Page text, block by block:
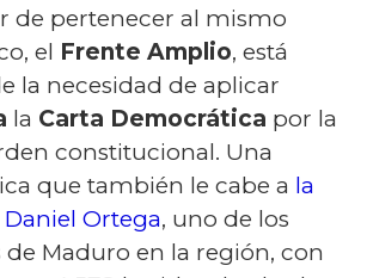
de pertenecer al mismo
el Frente Amplio, está
la necesidad de aplicar
la Carta Democrática por la
constitucional. Una
que también le cabe a la
Ortega, uno de los
de Maduro en la región, con